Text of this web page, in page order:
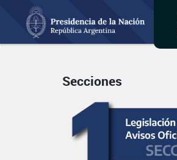
Secciones